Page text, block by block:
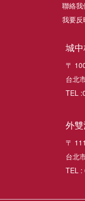
聯絡我
我要反
城
〒
台北
TEL
外
〒
台北
TEL :